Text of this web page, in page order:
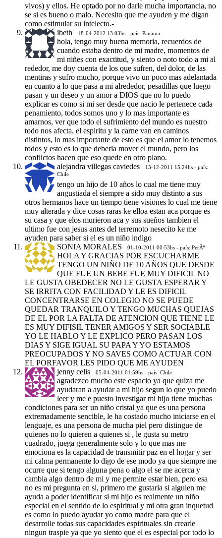
vivos) y ellos. He optado por no darle mucha importancia, no
se si es bueno o malo. Necesito que me ayuden y me digan
como estimular su intelecto.-
ibeth
18-04-2012 13:03hs - país: Panama
hola, tengo muy buena memoria, recuerdos de
cuando estaba dentro de mi madre, momentos de
mi niñes con exactitud, y siento o noto todo a mi al
rededor, me doy cuenta de los que sufren, del dolor, de las
mentiras y sufro mucho, porque vivo un poco mas adelantada
en cuanto a lo que pasa a mi alrededor, pesadillas que luego
pasan y un deseo y un amor a DIOS que no lo puedo
explicar es como si mi ser desde que nacio le pertenece cada
penamiento, todos somos uno y lo mas importante es
amarnos, ver que todo el sufrimiento del mundo es nuestro
todo nos afecta, el espiritu y la carne van en caminos
distintos, lo mas importante de esto es que el amor lo tenemos
todos y esto es lo que deberia mover el mundo, pero los
conflictos hacen que eso quede en otro plano.
alejandra villegas caviedes
13-12-2011 15:24hs - país:
Chile
tengo un hijo de 10 años lo cual me tiene muy
angustiada el siempre a sido muy distinto a sus
otros hermanos hace un tiempo tiene visiones lo cual me tiene
muy alterada y dice cosas raras ke elloa estan aca porque es
su casa y que elos murieron aca y sus sueños tambien el
ultimo fue con jesus antes del terremoto nesecito ke me
ayuden para saber si el es un niño indigo
SONIA MORALES
01-10-2011 00:53hs - país: PerÃº
HOLA Y GRACIAS POR ESCUCHARME
TENGO UN NIÑO DE 10 AÑOS QUE DESDE
QUE FUE UN BEBE FUE MUY DIFICIL NO
LE GUSTA OBEDECER NO LE GUSTA ESPERAR Y
SE IRRITA CON FACILIDAD Y LE ES DIFICIL
CONCENTRARSE EN COLEGIO NO SE PUEDE
QUEDAR TRANQUILO Y TENGO MUCHAS QUEJAS
DE EL POR LA FALTA DE ATENCION QUE TIENE LE
ES MUY DIFISIL TENER AMIGOS Y SER SOCIABLE
YO LE HABLO Y LE EXPLICO PERO PASAN LOS
DIAS Y SIGE IGUAL SU PAPA Y YO ESTAMOS
PREOCUPADOS Y NO SAVES COMO ACTUAR CON
EL PORFAVOR LES PIDO QUE ME AYUDEN
jenny celis
05-04-2011 01:59hs - país: Chile
agradezco mucho este espacio ya que quiza me
ayudaran a ayudar a mi hijo segun lo que yo puedo
leer y me e puesto investigar mi hijo tiene muchas
condiciones para ser un niño cristal ya que es una persona
extremadamente sencible, le ha costado mucho iniciarse en el
lenguaje, es una persona de mucha piel pero distingue de
quienes no lo quieren a quienes si , le gusta su metro
cuadrado, juega generalmente solo y lo que mas me
emociona es la capacidad de transmitir paz en el hogar y ser
mi calma permanente lo digo de ese modo ya que siempre me
ocurre que si tengo alguna pena o algo el se me acerca y
cambia algo dentro de mi y me permite estar bien, pero esa
no es mi pregunta en si, primero me gustaria si alguien me
ayuda a poder identificar si mi hijo es realmente un niño
especial en el sentido de lo espiritual y mi otra gran inquetud
es como lo puedo ayudar yo como madre para que el
desarrolle todas sus capacidades espirituales sin crearle
ningun traspie ya que yo siento que el es especial por todo lo